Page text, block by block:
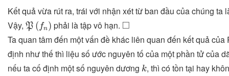
Kết quả vừa rút ra, trái với nhận xét từ ban đầu của chúng ta
Vậy, P ( fn)
P( fn) phải là tập vô hạn. □
◻
Ta quan tâm đến một vấn đề khác liên quan đến kết quả
định như thế thì liệu số ước nguyên tố của một phần tử của
nếu ta cố định một số nguyên dương k
k, thì có tồn tại hay